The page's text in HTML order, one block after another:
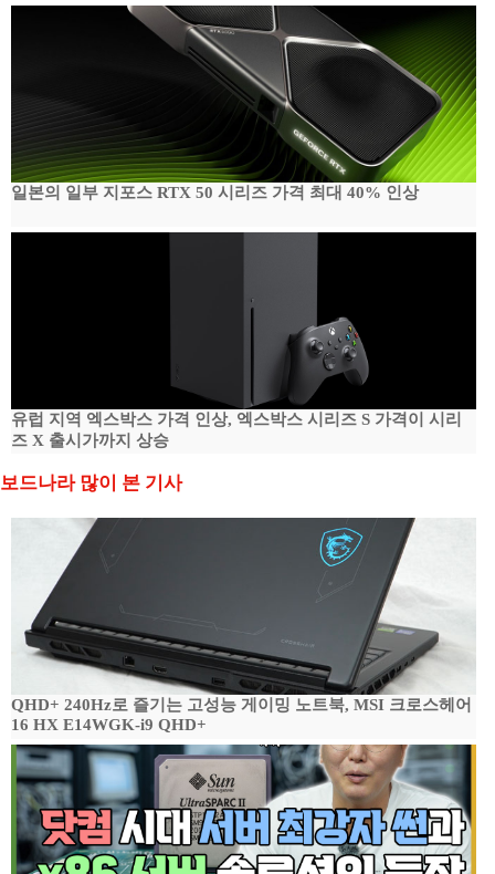
일본의 일부 지포스 RTX 50 시리즈 가격 최대 40% 인상
유럽 지역 엑스박스 가격 인상, 엑스박스 시리즈 S 가격이 시리
즈 X 출시가까지 상승
보드나라 많이 본 기사
QHD+ 240Hz로 즐기는 고성능 게이밍 노트북, MSI 크로스헤어
16 HX E14WGK-i9 QHD+